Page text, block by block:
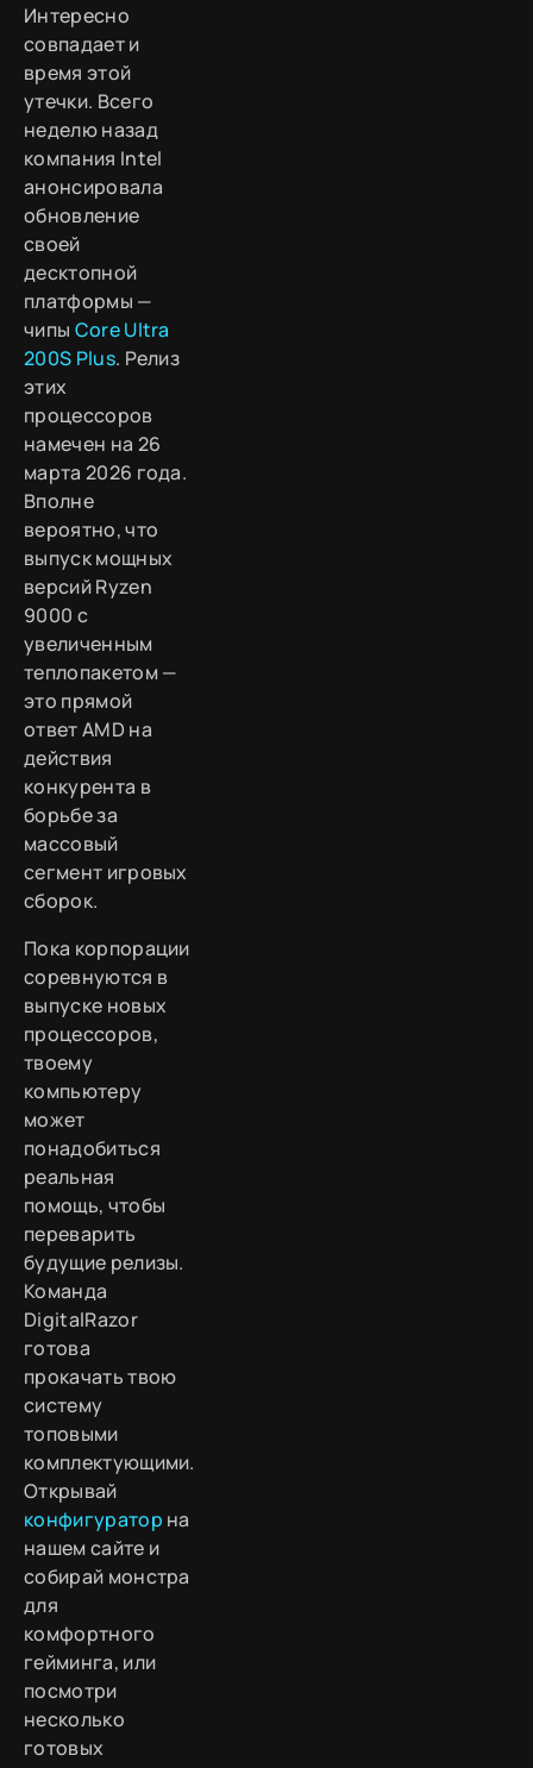
Интересно
совпадает и
время этой
утечки. Всего
неделю назад
компания Intel
анонсировала
обновление
своей
десктопной
платформы —
чипы Core Ultra
200S Plus. Релиз
этих
процессоров
намечен на 26
марта 2026 года.
Вполне
вероятно, что
выпуск мощных
версий Ryzen
9000 с
увеличенным
теплопакетом —
это прямой
ответ AMD на
действия
конкурента в
борьбе за
массовый
сегмент игровых
сборок.
Пока корпорации
соревнуются в
выпуске новых
процессоров,
твоему
компьютеру
может
понадобиться
реальная
помощь, чтобы
переварить
будущие релизы.
Команда
DigitalRazor
готова
прокачать твою
систему
топовыми
комплектующими.
Открывай
конфигуратор на
нашем сайте и
собирай монстра
для
комфортного
гейминга, или
посмотри
несколько
готовых